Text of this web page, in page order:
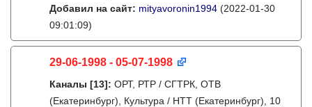
Добавил на сайт: mityavoronin1994 (2022-01-30
09:01:09)
29-06-1998 - 05-07-1998
Каналы [13]: ОРТ, РТР / СГТРК, ОТВ
(Екатеринбург), Культура / НТТ (Екатеринбург), 10